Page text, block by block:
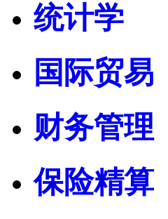
统计学
国际贸易
财务管理
保险精算